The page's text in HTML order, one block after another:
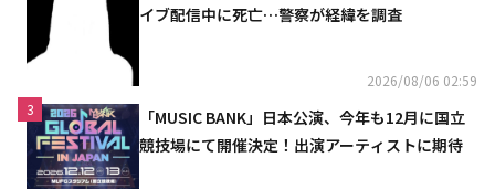
イブ配信中に死亡…警察が経緯を調査
2026/08/06 02:59
3
「MUSIC BANK」日本公演、今年も12月に国立
競技場にて開催決定！出演アーティストに期待